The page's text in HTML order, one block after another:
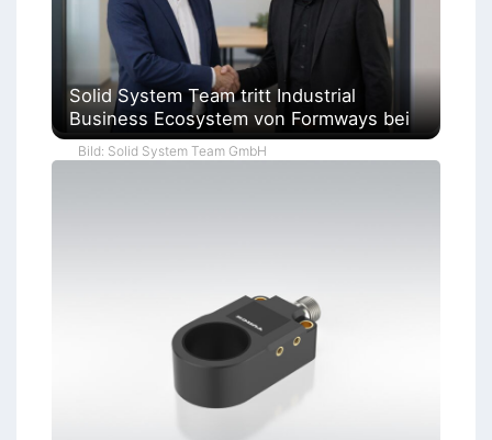
Solid System Team tritt Industrial
Business Ecosystem von Formways bei
Bild: Solid System Team GmbH